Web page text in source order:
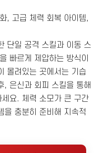
, 고급 체력 회복 아이템,
단일 공격 스킬과 이동 스
빠르게 제압하는 방식이
몰려있는 곳에서는 기습
, 은신과 회피 스킬을 통해
요. 체력 소모가 큰 구간
을 충분히 준비해 지속적